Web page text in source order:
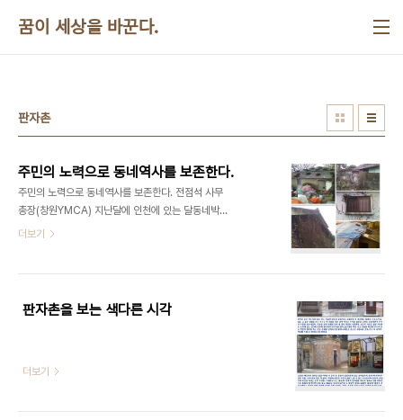
꿈이 세상을 바꾼다.
판자촌
주민의 노력으로 동네역사를 보존한다.
주민의 노력으로 동네역사를 보존한다. 전점석 사무
총장(창원YMCA) 지난달에 인천에 있는 달동네박물
관에 다녀왔다. 가파른 오르막을 올라가면서
작하는 현재의 재개발방식에 대한 올바른 대안을 찾
고 싶었다. 창원공단이 조성되기 전에는 마치 아무도
있을 뿐이다. 모두들 안타까워하는 일이다. 수도국산
제이주로 인하여 조성되기 시작하였으며 6.25전쟁
더보기
판자촌을 보는 색다른 시각
더보기